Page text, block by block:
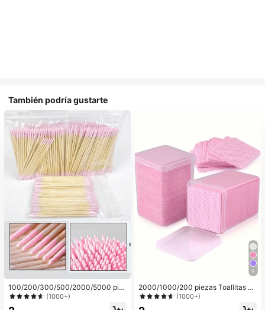
También podría gustarte
100/200/300/500/2000/5000 pie
zas/20 piezas Palitos aplicadores d
e esmalte de uñas de doble extrem
(1000+)
9
2000/1000/200 piezas Toallitas de
limpieza de uñas - Almohadillas pro
fesionales sin pelusa para quitar es
(1000+)